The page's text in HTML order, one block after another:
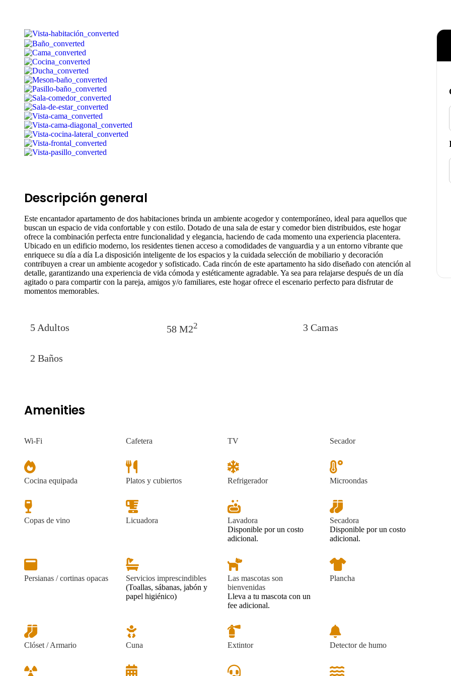
Descripción general
Este encantador apartamento de dos habitaciones brinda un ambiente acogedor y contemporáneo, ideal para aquellos que
buscan un espacio de vida confortable y con estilo. Dotado de una sala de estar y comedor bien distribuidos, este hogar
ofrece la combinación perfecta entre funcionalidad y elegancia, haciendo de cada momento una experiencia placentera.
Ubicado en un edificio moderno, los residentes tienen acceso a comodidades de vanguardia y a un entorno vibrante que
enriquece su día a día La disposición inteligente de los espacios y la cuidada selección de mobiliario y decoración
contribuyen a crear un ambiente acogedor y sofisticado. Cada rincón de este apartamento ha sido diseñado con atención al
detalle, garantizando una experiencia de vida cómoda y estéticamente agradable. Ya sea para relajarse después de un día
agitado o para compartir con la pareja, amigos y/o familiares, este hogar ofrece el escenario perfecto para disfrutar de
momentos memorables.
5 Adultos 58 M22 3 Camas
2 Baños
Amenities
Wi-Fi Cafetera TV Secador
Cocina equipada Platos y cubiertos Refrigerador Microondas
Copas de vino Licuadora
Lavadora
Disponible por un costo
adicional.
Secadora
Disponible por un costo
adicional.
Persianas / cortinas opacas
Servicios imprescindibles
(Toallas, sábanas, jabón y
papel higiénico)
Las mascotas son
bienvenidas
Lleva a tu mascota con un
fee adicional.
Plancha
Clóset / Armario Cuna Extintor Detector de humo